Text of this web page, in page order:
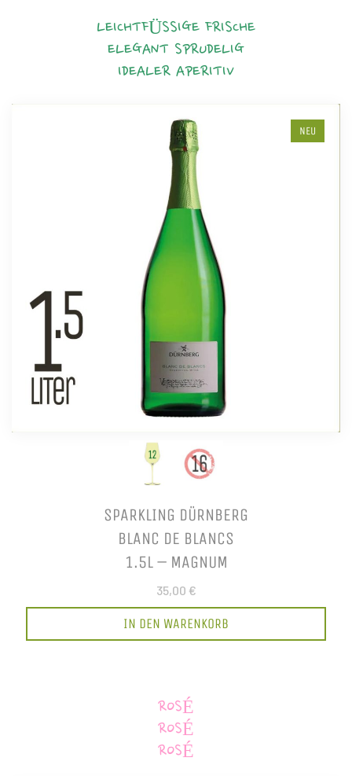
LEICHTFÜSSIGE FRISCHE
ELEGANT SPRUDELIG
IDEALER APERITIV
NEU
SPARKLING DÜRNBERG
BLANC DE BLANCS
1.5L – MAGNUM
35,00 €
IN DEN WARENKORB
ROSÉ
ROSÉ
ROSÉ